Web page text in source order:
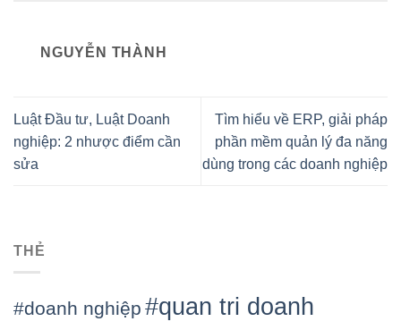
NGUYỄN THÀNH
Luật Đầu tư, Luật Doanh
nghiệp: 2 nhược điểm cần
sửa
Tìm hiểu về ERP, giải pháp
phần mềm quản lý đa năng
dùng trong các doanh nghiệp
THẺ
#doanh nghiệp #quan tri doanh